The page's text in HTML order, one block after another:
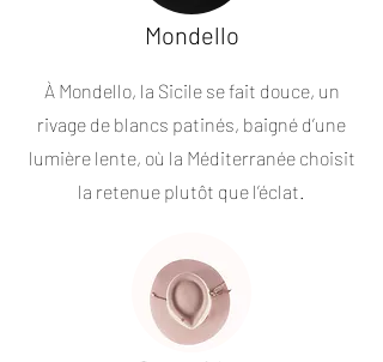
Mondello
À Mondello, la Sicile se fait douce, un
rivage de blancs patinés, baigné d’une
lumière lente, où la Méditerranée choisit
la retenue plutôt que l’éclat.